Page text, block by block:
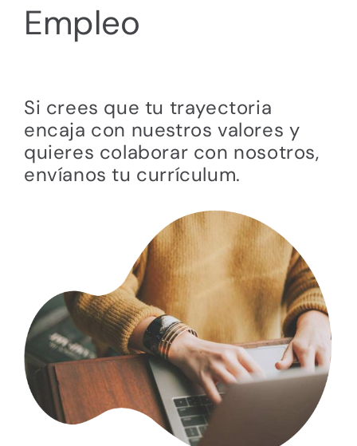
Empleo
Si crees que tu trayectoria
encaja con nuestros valores y
quieres colaborar con nosotros,
envíanos tu currículum.